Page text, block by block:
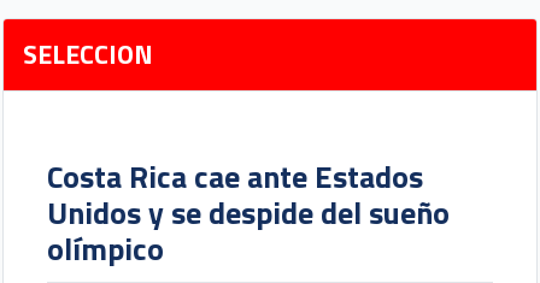
SELECCION
Costa Rica cae ante Estados
Unidos y se despide del sueño
olímpico